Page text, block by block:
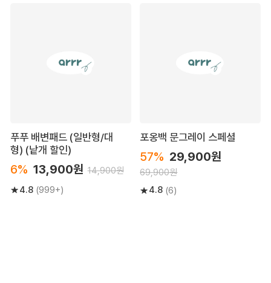
푸푸 배변패드 (일반형/대
형) (낱개 할인)
6% 13,900원 14,900원
4.8 (999+)
포옹백 문그레이 스페셜
57% 29,900원
69,900원
4.8 (6)